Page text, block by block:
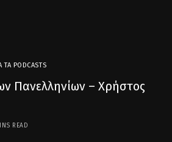
ΤΑ PODCASTS
Πανελληνίων – Χρήστος
READ